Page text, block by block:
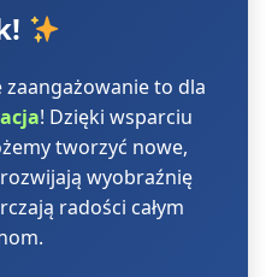
to dla
! Dzięki wsparciu
tworzyć nowe,
wyobraźnię
radości całym